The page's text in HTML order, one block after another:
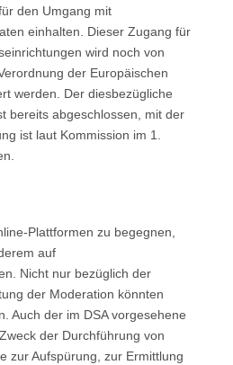
den Umgang mit
einhalten. Dieser Zugang für
wird noch von
der Europäischen
werden. Der diesbezügliche
bereits abgeschlossen, mit der
ist laut Kommission im 1.
Plattformen zu begegnen,
auf
Nicht nur bezüglich der
der Moderation könnten
Auch der im DSA vorgesehene
der Durchführung von
zur Aufspürung, zur Ermittlung